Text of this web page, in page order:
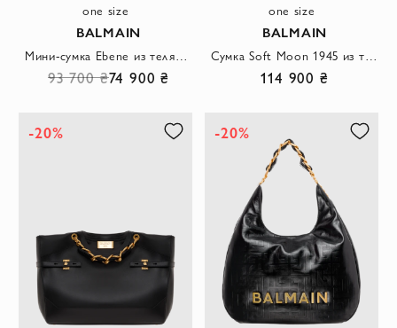
one size
BALMAIN
93 700 ₴74 900 ₴
one size
BALMAIN
114 900 ₴
-20% -20%